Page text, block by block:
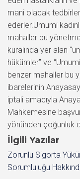
İlgili Yazılar
Zorunlu Sigorta
Sorumluluğu